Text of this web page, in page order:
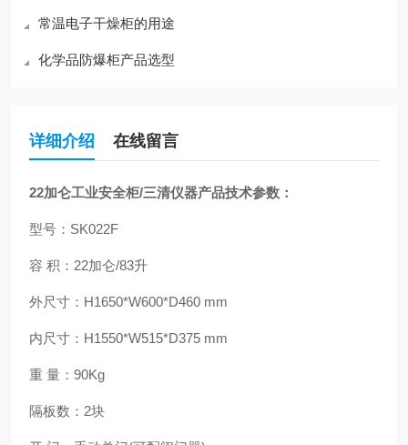
常温电子干燥柜的用途
化学品防爆柜产品选型
详细介绍 在线留言
22加仑工业安全柜/三清仪器产品技术参数：
型号：SK022F
容 积：22加仑/83升
外尺寸：H1650*W600*D460 mm
内尺寸：H1550*W515*D375 mm
重 量：90Kg
隔板数：2块